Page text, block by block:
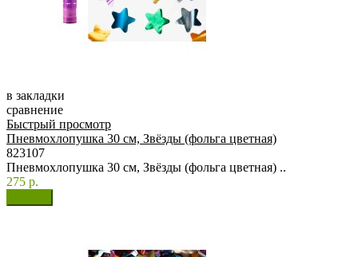
в закладки
сравнение
Быстрый просмотр
Пневмохлопушка 30 см, Звёзды (фольга цветная)
823107
Пневмохлопушка 30 см, Звёзды (фольга цветная) ..
275 р.